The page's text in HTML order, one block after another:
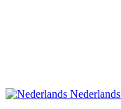
Nederlands